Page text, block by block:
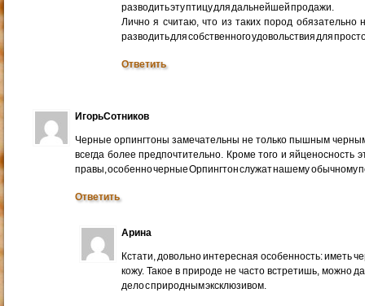
разводить эту птицу для дальнейшей продажи.
Лично я считаю, что из таких пород обязательно
разводить для собственного удовольствия для
Ответить
ИгорьСотников
Черные орпингтоны замечательны не только пышным
всегда более предпочтительно. Кроме того и яйценосность
правы, особенно черные Орпингтон служат нашему обычному
Ответить
Арина
Кстати, довольно интересная особенность: иметь
кожу. Такое в природе не часто встретишь, можно
дело с природным эксклюзивом.